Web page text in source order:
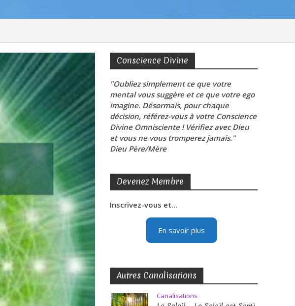
Conscience Divine
"Oubliez simplement ce que votre
mental vous suggère et ce que votre ego
imagine. Désormais, pour chaque
décision, référez-vous à votre Conscience
Divine Omnisciente ! Vérifiez avec Dieu
et vous ne vous tromperez jamais."
Dieu Père/Mère
Devenez Membre
Inscrivez-vous et...
En savoir plus
Autres Canalisations
Canalisations